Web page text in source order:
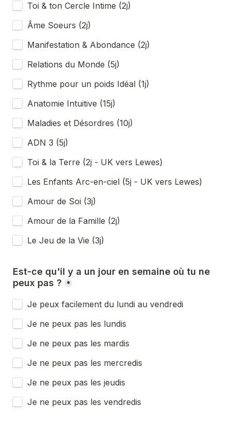
Toi & ton Cercle Intime (2j)
Âme Soeurs (2j)
Manifestation & Abondance (2j)
Relations du Monde (5j)
Rythme pour un poids Idéal (1j)
Anatomie Intuitive (15j)
Maladies et Désordres (10j)
ADN 3 (5j)
Toi & la Terre (2j - UK vers Lewes)
Les Enfants Arc-en-ciel (5j - UK vers Lewes)
Amour de Soi (3j)
Amour de la Famille (2j)
Le Jeu de la Vie (3j)
Est-ce qu'il y a un jour en semaine où tu ne
peux pas ? *
Je peux facilement du lundi au vendredi
Je ne peux pas les vendredis